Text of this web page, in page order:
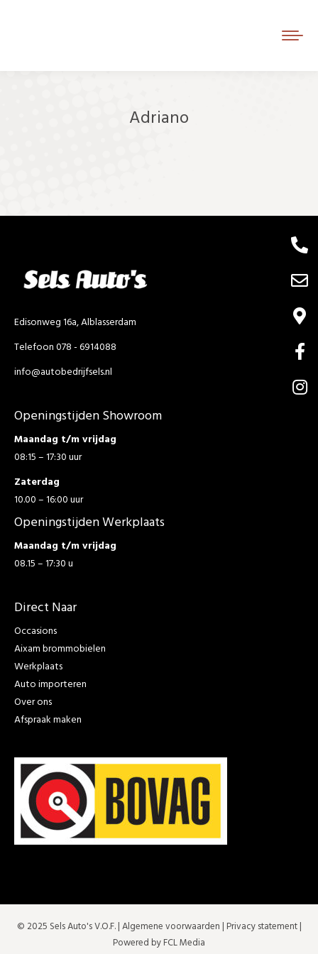
Adriano
Edisonweg 16a, Alblasserdam
Telefoon 078 - 6914088
info@autobedrijfsels.nl
Openingstijden Showroom
Maandag t/m vrijdag
08:15 – 17:30 uur
Zaterdag
10.00 – 16:00 uur
Openingstijden Werkplaats
Maandag t/m vrijdag
08.15 – 17:30 u
Direct Naar
Occasions
Aixam brommobielen
Werkplaats
Auto importeren
Over ons
Afspraak maken
© 2025 Sels Auto's V.O.F. |Algemene voorwaarden | Privacy statement|
Powered by FCL Media